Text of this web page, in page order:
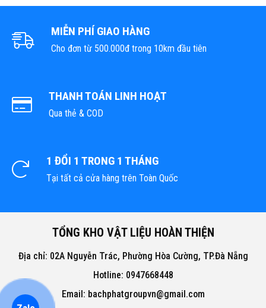
MIỄN PHÍ GIAO HÀNG
Cho đơn từ 500.000đ trong 10km đầu tiên
THANH TOÁN LINH HOẠT
Qua thẻ & COD
1 ĐỔI 1 TRONG 1 THÁNG
Tại tất cả cửa hàng trên Toàn Quốc
TỔNG KHO VẬT LIỆU HOÀN THIỆN
Địa chỉ: 02A Nguyễn Trác, Phường Hòa Cường, TP.Đà Nẵng
Hotline: 0947668448
Email: bachphatgroupvn@gmail.com